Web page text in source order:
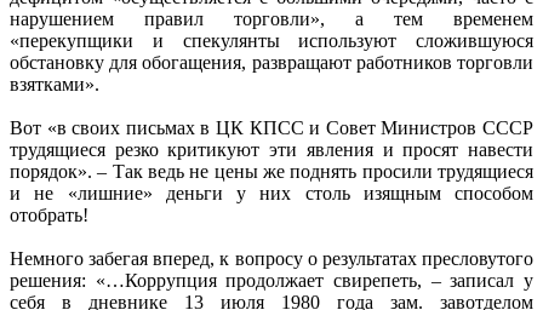
нарушением правил торговли», а тем временем
«перекупщики и спекулянты используют сложившуюся
обстановку для обогащения, развращают работников торговли
взятками».
Вот «в своих письмах в ЦК КПСС и Совет Министров СССР
трудящиеся резко критикуют эти явления и просят навести
порядок». – Так ведь не цены же поднять просили трудящиеся
и не «лишние» деньги у них столь изящным способом
отобрать!
Немного забегая вперед, к вопросу о результатах пресловутого
решения: «…Коррупция продолжает свирепеть, – записал у
себя в дневнике 13 июля 1980 года зам. завотделом